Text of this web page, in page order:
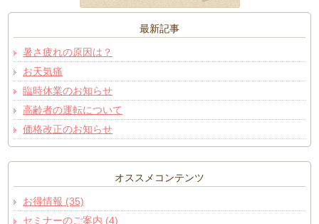
最新記事
暑さ疲れの原因は？
お天気痛
臨時休業のお知らせ
高齢者の運転について
価格改正のお知らせ
オススメコンテンツ
お得情報 (35)
セミナーのご案内 (4)